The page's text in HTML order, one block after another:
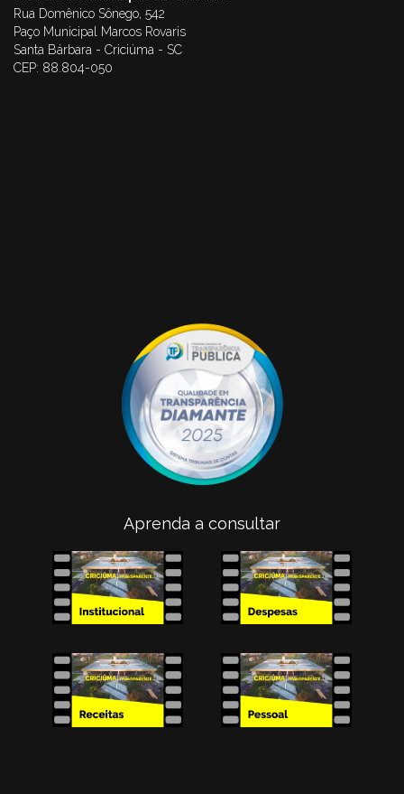
Rua Domênico Sônego, 542
Paço Municipal Marcos Rovaris
Santa Bárbara - Criciúma - SC
CEP: 88.804-050
Aprenda a consultar